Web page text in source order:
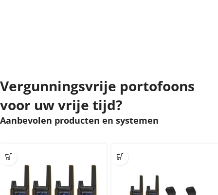
Vergunningsvrije portofoons
voor uw vrije tijd?
Aanbevolen producten en systemen